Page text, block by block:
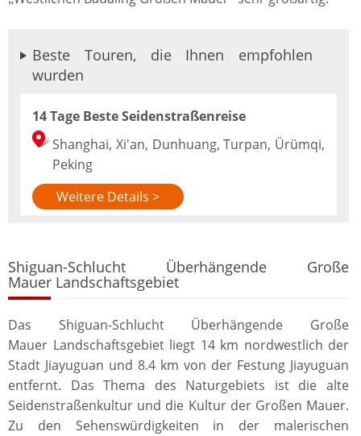
Beste Touren, die Ihnen empfohlen
wurden
14 Tage Beste Seidenstraßenreise
Shanghai, Xi'an, Dunhuang, Turpan, Ürümqi,
Peking
Weitere Details >
Shiguan-Schlucht Überhängende Große
Mauer Landschaftsgebiet
Das Shiguan-Schlucht Überhängende Große
Mauer Landschaftsgebiet liegt 14 km nordwestlich der
Stadt Jiayuguan und 8.4 km von der Festung Jiayuguan
entfernt. Das Thema des Naturgebiets ist die alte
Seidenstraßenkultur und die Kultur der Großen Mauer.
Zu den Sehenswürdigkeiten in der malerischen